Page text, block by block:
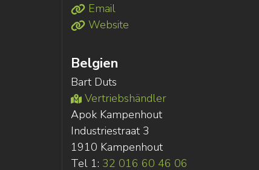
Email
Website
Belgien
Bart Duts
Vertriebshändler
Apok Kampenhout
Industriestraat 3
1910 Kampenhout
Tel 1: 32 016 60 46 06